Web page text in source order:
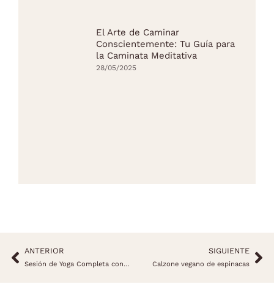
El Arte de Caminar
Conscientemente: Tu Guía para
la Caminata Meditativa
28/05/2025
ANTERIOR
Sesión de Yoga Completa con Dani y Katya
SIGUIENTE
Calzone vegano de espinacas